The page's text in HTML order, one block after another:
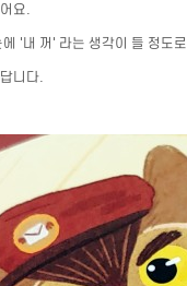
요.
'내 꺼' 라는 생각이 들 정도로
니다.